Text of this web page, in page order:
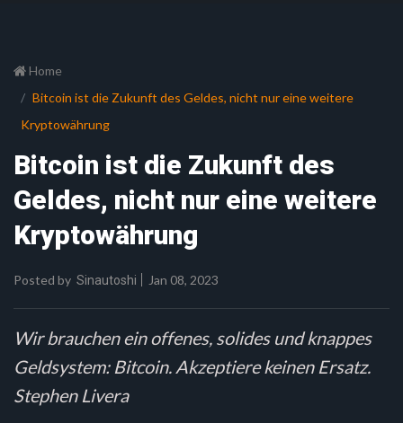
Home
Bitcoin ist die Zukunft des Geldes, nicht nur eine weitere
Kryptowährung
Bitcoin ist die Zukunft des
Geldes, nicht nur eine weitere
Kryptowährung
Posted by Sinautoshi Jan 08, 2023
Wir brauchen ein offenes, solides und knappes
Geldsystem: Bitcoin. Akzeptiere keinen Ersatz.
Stephen Livera